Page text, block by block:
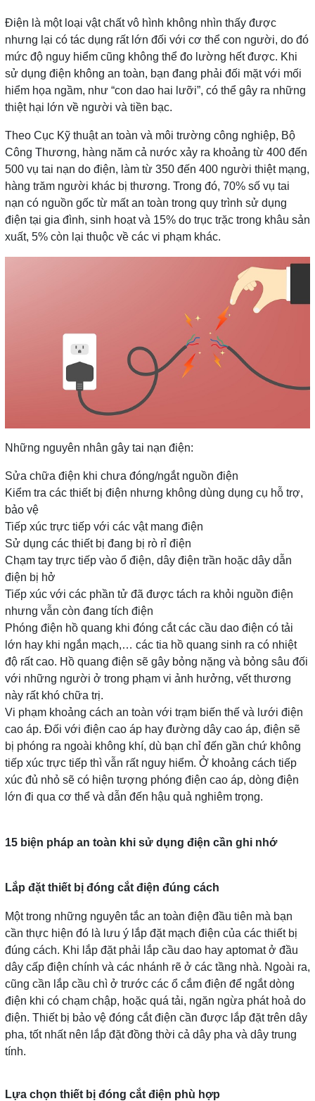
Điện là một loại vật chất vô hình không nhìn thấy được
nhưng lại có tác dụng rất lớn đối với cơ thể con người, do đó
mức độ nguy hiểm cũng không thể đo lường hết được. Khi
sử dụng điện không an toàn, bạn đang phải đối mặt với mối
hiểm họa ngầm, như “con dao hai lưỡi”, có thể gây ra những
thiệt hại lớn về người và tiền bạc.
Theo Cục Kỹ thuật an toàn và môi trường công nghiệp, Bộ
Công Thương, hàng năm cả nước xảy ra khoảng từ 400 đến
500 vụ tai nạn do điện, làm từ 350 đến 400 người thiệt mạng,
hàng trăm người khác bị thương. Trong đó, 70% số vụ tai
nạn có nguồn gốc từ mất an toàn trong quy trình sử dụng
điện tại gia đình, sinh hoạt và 15% do trục trặc trong khâu sản
xuất, 5% còn lại thuộc về các vi phạm khác.
Những nguyên nhân gây tai nạn điện:
Sửa chữa điện khi chưa đóng/ngắt nguồn điện
Kiểm tra các thiết bị điện nhưng không dùng dụng cụ hỗ trợ,
bảo vệ
Tiếp xúc trực tiếp với các vật mang điện
Sử dụng các thiết bị đang bị rò rỉ điện
Chạm tay trực tiếp vào ổ điện, dây điện trần hoặc dây dẫn
điện bị hở
Tiếp xúc với các phần tử đã được tách ra khỏi nguồn điện
nhưng vẫn còn đang tích điện
Phóng điện hồ quang khi đóng cắt các cầu dao điện có tải
lớn hay khi ngắn mạch,… các tia hồ quang sinh ra có nhiệt
độ rất cao. Hồ quang điện sẽ gây bỏng nặng và bỏng sâu đối
với những người ở trong phạm vi ảnh hưởng, vết thương
này rất khó chữa trị.
Vi phạm khoảng cách an toàn với trạm biến thế và lưới điện
cao áp. Đối với điện cao áp hay đường dây cao áp, điện sẽ
bị phóng ra ngoài không khí, dù bạn chỉ đến gần chứ không
tiếp xúc trực tiếp thì vẫn rất nguy hiểm. Ở khoảng cách tiếp
xúc đủ nhỏ sẽ có hiện tượng phóng điện cao áp, dòng điện
lớn đi qua cơ thể và dẫn đến hậu quả nghiêm trọng.
15 biện pháp an toàn khi sử dụng điện cần ghi nhớ
Lắp đặt thiết bị đóng cắt điện đúng cách
Một trong những nguyên tắc an toàn điện đầu tiên mà bạn
cần thực hiện đó là lưu ý lắp đặt mạch điện của các thiết bị
đúng cách. Khi lắp đặt phải lắp cầu dao hay aptomat ở đầu
dây cấp điện chính và các nhánh rẽ ở các tầng nhà. Ngoài ra,
cũng cần lắp cầu chì ở trước các ổ cắm điện để ngắt dòng
điện khi có chạm chập, hoặc quá tải, ngăn ngừa phát hoả do
điện. Thiết bị bảo vệ đóng cắt điện cần được lắp đặt trên dây
pha, tốt nhất nên lắp đặt đồng thời cả dây pha và dây trung
tính.
Lựa chọn thiết bị đóng cắt điện phù hợp